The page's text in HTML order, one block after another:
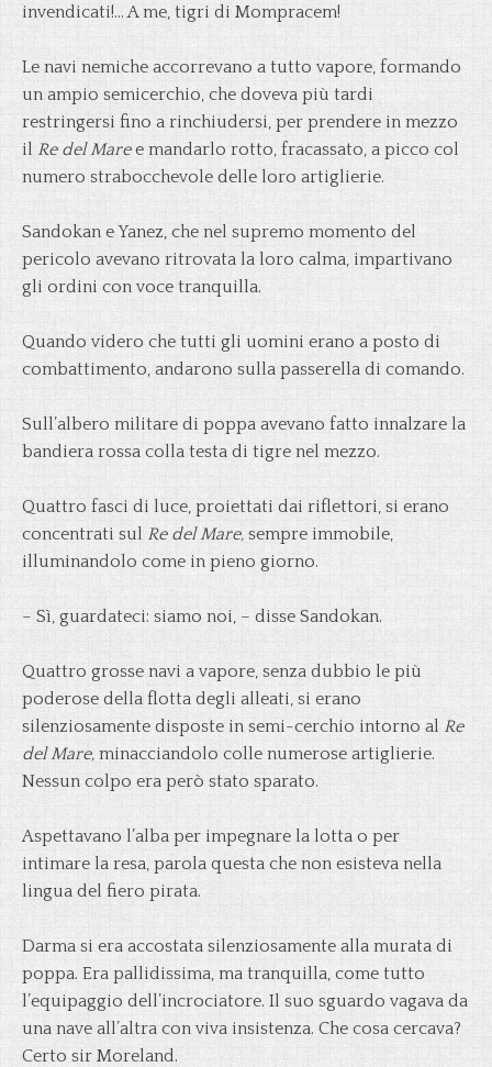
invendicati!… A me, tigri di Mompracem!
Le navi nemiche accorrevano a tutto vapore, formando
un ampio semicerchio, che doveva più tardi
restringersi fino a rinchiudersi, per prendere in mezzo
il Re del Maree mandarlo rotto, fracassato, a picco col
numero strabocchevole delle loro artiglierie.
Sandokan e Yanez, che nel supremo momento del
pericolo avevano ritrovata la loro calma, impartivano
gli ordini con voce tranquilla.
Quando videro che tutti gli uomini erano a posto di
combattimento, andarono sulla passerella di comando.
Sull’albero militare di poppa avevano fatto innalzare la
bandiera rossa colla testa di tigre nel mezzo.
Quattro fasci di luce, proiettati dai riflettori, si erano
concentrati sul Re del Mare, sempre immobile,
illuminandolo come in pieno giorno.
– Sì, guardateci: siamo noi, – disse Sandokan.
Quattro grosse navi a vapore, senza dubbio le più
poderose della flotta degli alleati, si erano
silenziosamente disposte in semi-cerchio intorno al Re
del Mare, minacciandolo colle numerose artiglierie.
Nessun colpo era però stato sparato.
Aspettavano l’alba per impegnare la lotta o per
intimare la resa, parola questa che non esisteva nella
lingua del fiero pirata.
Darma si era accostata silenziosamente alla murata di
poppa. Era pallidissima, ma tranquilla, come tutto
l’equipaggio dell’incrociatore. Il suo sguardo vagava da
una nave all’altra con viva insistenza. Che cosa cercava?
Certo sir Moreland.